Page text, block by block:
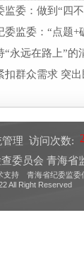
监委：做到“四
委监委：“点题
“永远在路上”
扣群众需求 突
管理 访问次数:
委员会 青海省
持 青海省纪委监委
All Right Reserved